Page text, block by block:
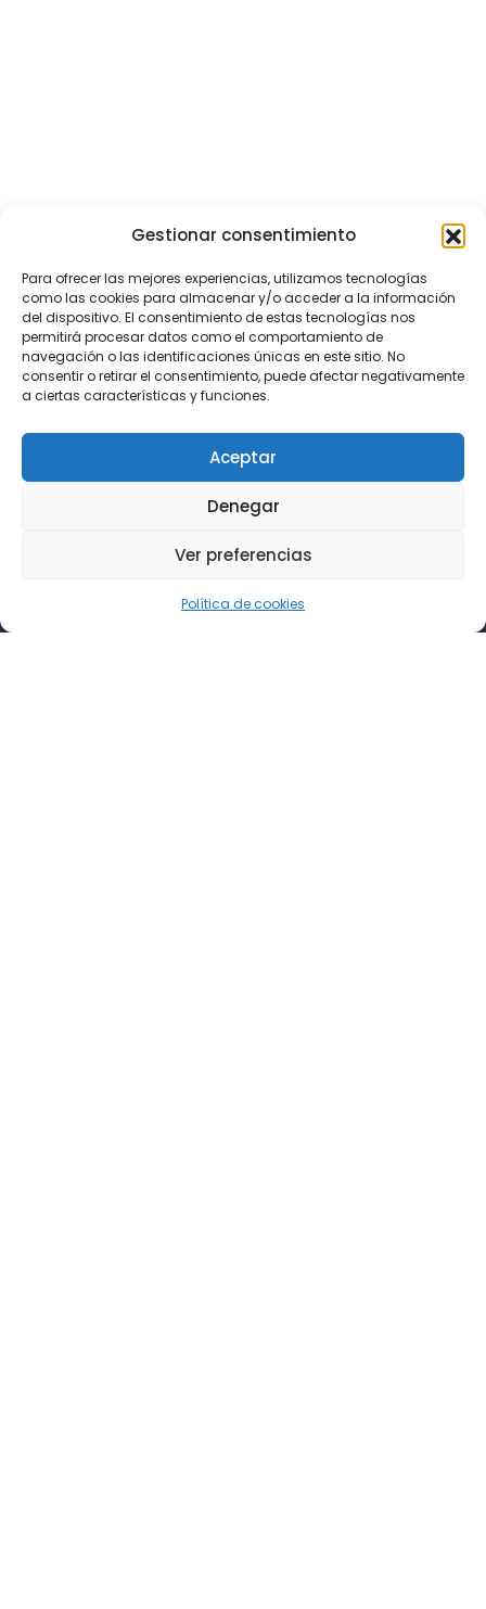
Gestionar consentimiento
Para ofrecer las mejores experiencias, utilizamos tecnologías
como las cookies para almacenar y/o acceder a la información
del dispositivo. El consentimiento de estas tecnologías nos
permitirá procesar datos como el comportamiento de
navegación o las identificaciones únicas en este sitio. No
consentir o retirar el consentimiento, puede afectar negativamente
a ciertas características y funciones.
Aceptar
Denegar
Ver preferencias
Política de cookies